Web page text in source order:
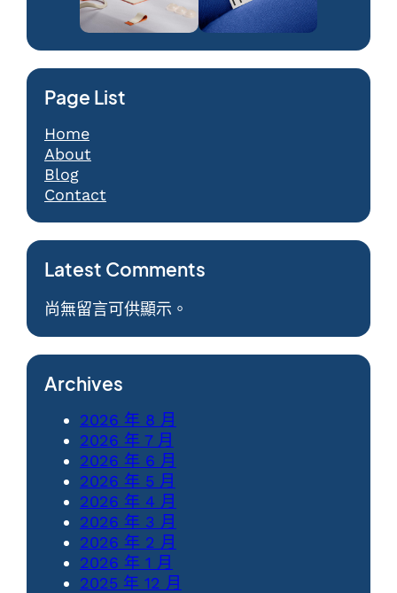
Page List
Home
About
Blog
Contact
Latest Comments
尚無留言可供顯示。
Archives
2026 年 8 月
2026 年 7 月
2026 年 6 月
2026 年 5 月
2026 年 4 月
2026 年 3 月
2026 年 2 月
2026 年 1 月
2025 年 12 月